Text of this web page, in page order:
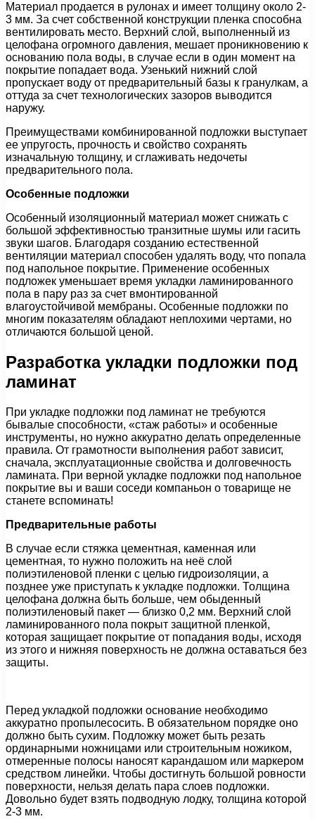
Материал продается в рулонах и имеет толщину около 2-
3 мм. За счет собственной конструкции пленка способна
вентилировать место. Верхний слой, выполненный из
целофана огромного давления, мешает проникновению к
основанию пола воды, в случае если в один момент на
покрытие попадает вода. Узенький нижний слой
пропускает воду от предварительный базы к гранулкам, а
оттуда за счет технологических зазоров выводится
наружу.
Преимуществами комбинированной подложки выступает
ее упругость, прочность и свойство сохранять
изначальную толщину, и сглаживать недочеты
предварительного пола.
Особенные подложки
Особенный изоляционный материал может снижать с
большой эффективностью транзитные шумы или гасить
звуки шагов. Благодаря созданию естественной
вентиляции материал способен удалять воду, что попала
под напольное покрытие. Применение особенных
подложек уменьшает время укладки ламинированного
пола в пару раз за счет вмонтированной
влагоустойчивой мембраны. Особенные подложки по
многим показателям обладают неплохими чертами, но
отличаются большой ценой.
Разработка укладки подложки под
ламинат
При укладке подложки под ламинат не требуются
бывалые способности, «стаж работы» и особенные
инструменты, но нужно аккуратно делать определенные
правила. От грамотности выполнения работ зависит,
сначала, эксплуатационные свойства и долговечность
ламината. При верной укладке подложки под напольное
покрытие вы и ваши соседи компаньон о товарище не
станете вспоминать!
Предварительные работы
В случае если стяжка цементная, каменная или
цементная, то нужно положить на неё слой
полиэтиленовой пленки с целью гидроизоляции, а
позднее уже приступать к укладке подложки. Толщина
целофана должна быть больше, чем обыденный
полиэтиленовый пакет — близко 0,2 мм. Верхний слой
ламинированного пола покрыт защитной пленкой,
которая защищает покрытие от попадания воды, исходя
из этого и нижняя поверхность не должна оставаться без
защиты.
Перед укладкой подложки основание необходимо
аккуратно пропылесосить. В обязательном порядке оно
должно быть сухим. Подложку может быть резать
ординарными ножницами или строительным ножиком,
отмеренные полосы наносят карандашом или маркером
средством линейки. Чтобы достигнуть большой ровности
поверхности, нельзя делать пара слоев подложки.
Довольно будет взять подводную лодку, толщина которой
2-3 мм.